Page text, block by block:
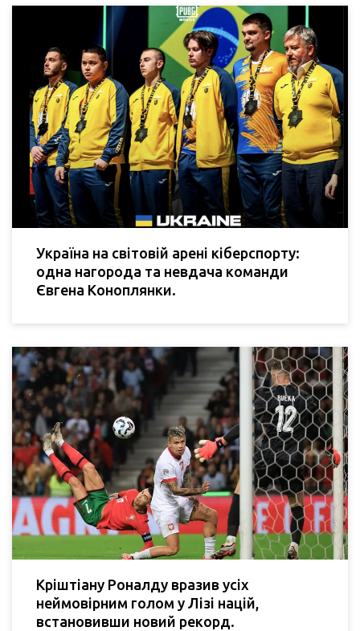
Україна на світовій арені кіберспорту:
одна нагорода та невдача команди
Євгена Коноплянки.
Кріштіану Роналду вразив усіх
неймовірним голом у Лізі націй,
встановивши новий рекорд.